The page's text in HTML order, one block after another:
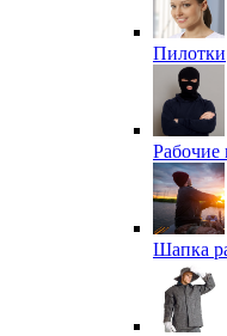
Пилотки
Шапка